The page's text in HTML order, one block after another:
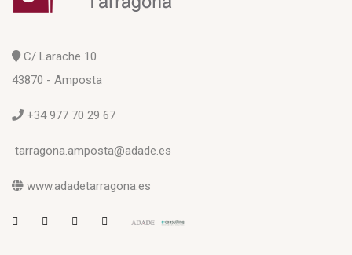
C/ Larache 10
43870 - Amposta
+34 977 70 29 67
tarragona.amposta@adade.es
www.adadetarragona.es